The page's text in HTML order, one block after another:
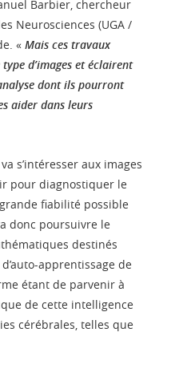
Barbier, chercheur
Neurosciences (UGA /
« Mais ces travaux
d’images et éclairent
dont ils pourront
aider dans leurs
s’intéresser aux images
pour diagnostiquer le
fiabilité possible
donc poursuivre le
destinés
apprentissage de
étant de parvenir à
de cette intelligence
cérébrales, telles que